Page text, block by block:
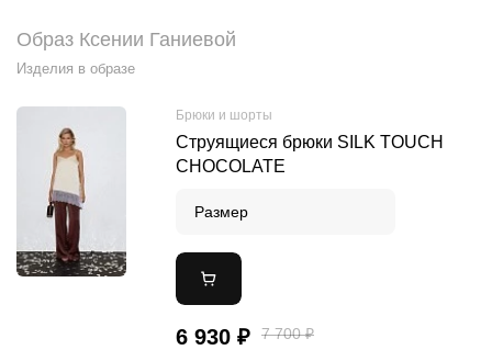
Образ Ксении Ганиевой
Изделия в образе
Брюки и шорты
Cтруящиеся брюки SILK TOUCH
CHOCOLATE
Размер
6 930 ₽ 7 700 ₽